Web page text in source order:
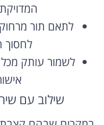
לתאם תור
לשמור עותק
שילוב עם